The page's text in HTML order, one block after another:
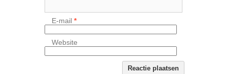
E-mail*
Website